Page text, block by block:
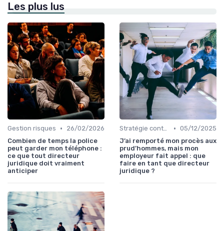
Les plus lus
Gestion risques •
26/02/2026
Combien de temps la police
peut garder mon téléphone :
ce que tout directeur
juridique doit vraiment
anticiper
Stratégie contentieuse • 05/12/2025
J’ai remporté mon procès aux
prud’hommes, mais mon
employeur fait appel : que
faire en tant que directeur
juridique ?